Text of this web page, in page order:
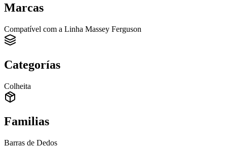
Marcas
Compatível com a Linha Massey Ferguson
Categorías
Colheita
Familias
Barras de Dedos